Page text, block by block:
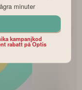
minuter
kampanjkod
rabatt på Optis